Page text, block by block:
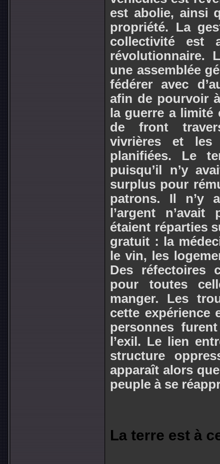
est abolie, ainsi
propriété. La
collectivité est
révolutionnaire.
une assemblée
fédérer avec
afin de pourvoir
la guerre a
de front
vivrières et les
planifiées. Le
puisqu’il n’y
surplus pour
patrons. Il n’y
l’argent
étaient réparties
gratuit : la
le vin, les
Des réfectoires
pour toutes
manger. Les
cette expérience
personnes
l’exil. Le lien
structure
apparaît alors
peuple à se
La terre est à